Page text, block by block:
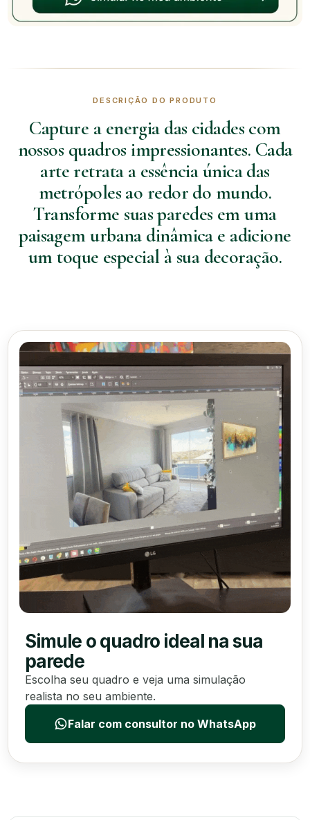
DESCRIÇÃO DO PRODUTO
Capture a energia das cidades com
nossos quadros impressionantes. Cada
arte retrata a essência única das
metrópoles ao redor do mundo.
Transforme suas paredes em uma
paisagem urbana dinâmica e adicione
um toque especial à sua decoração.
Simule o quadro ideal na sua
parede
Escolha seu quadro e veja uma simulação
realista no seu ambiente.
Falar com consultor no WhatsApp